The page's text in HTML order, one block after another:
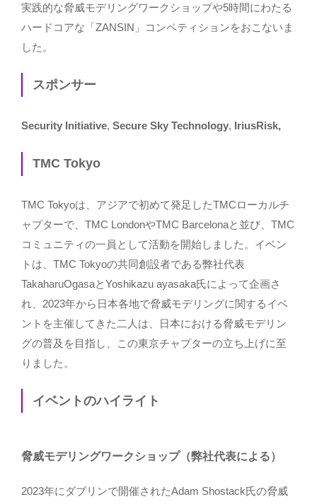
実践的な脅威モデリングワークショップや5時間にわたる
ハードコアな「ZANSIN」コンペティションをおこないま
した。
スポンサー
Security Initiative, Secure Sky Technology, IriusRisk,
TMC Tokyo
TMC Tokyoは、アジアで初めて発足したTMCローカルチ
ャプターで、TMC LondonやTMC Barcelonaと並び、TMC
コミュニティの一員として活動を開始しました。イベン
トは、TMC Tokyoの共同創設者である弊社代表
TakaharuOgasaとYoshikazu ayasaka氏によって企画さ
れ、2023年から日本各地で脅威モデリングに関するイベ
ントを主催してきた二人は、日本における脅威モデリン
グの普及を目指し、この東京チャプターの立ち上げに至
りました。
イベントのハイライト
脅威モデリングワークショップ（弊社代表による）
2023年にダブリンで開催されたAdam Shostack氏の脅威